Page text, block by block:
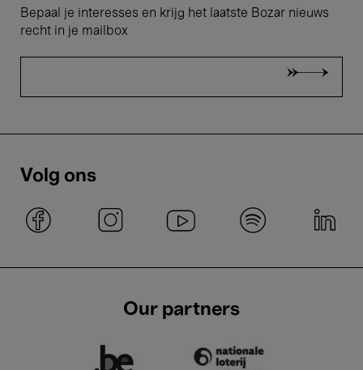
Bepaal je interesses en krijg het laatste Bozar nieuws
recht in je mailbox
Volg ons
Our partners